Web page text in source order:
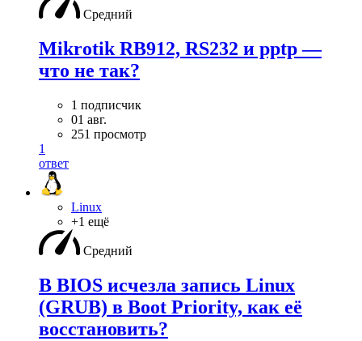
Средний
Mikrotik RB912, RS232 и pptp —
что не так?
1 подписчик
01 авг.
251 просмотр
1
ответ
Linux
+1 ещё
Средний
В BIOS исчезла запись Linux
(GRUB) в Boot Priority, как её
восстановить?